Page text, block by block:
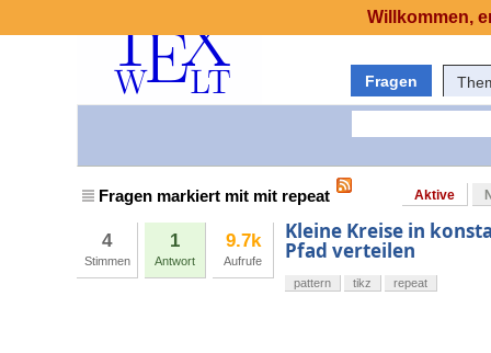
Fragen
Fragen markiert mit mit repeat Aktive
4
Stimmen
1
Antwort
9.7k
Aufrufe
Kleine Kreise in
Pfad verteilen
pattern tikz repeat
Willkommen,